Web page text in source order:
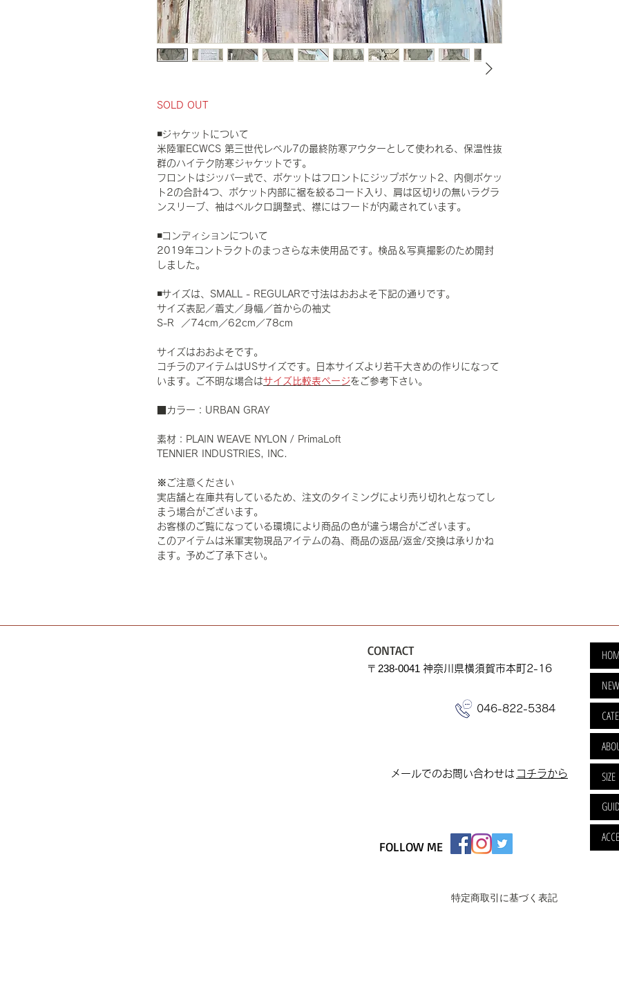
SOLD OUT
◾️ジャケットについて
米陸軍ECWCS 第三世代レベル7の最終防寒アウターとして使われる、保温性抜
群のハイテク防寒ジャケットです。
フロントはジッパー式で、ポケットはフロントにジップポケット2、内側ポケッ
ト2の合計4つ、ポケット内部に裾を絞るコード入り、肩は区切りの無いラグラ
ンスリーブ、袖はベルクロ調整式、襟にはフードが内蔵されています。
◾️コンディションについて
2019年コントラクトのまっさらな未使用品です。検品＆写真撮影のため開封
しました。
◾️サイズは、SMALL - REGULARで寸法はおおよそ下記の通りです。
サイズ表記／着丈／身幅／首からの袖丈
S-R ／74cm／62cm／78cm
サイズはおおよそです。
コチラのアイテムはUSサイズです。日本サイズより若干大きめの作りになって
います。ご不明な場合はサイズ比較表ページをご参考下さい。
■カラー：URBAN GRAY
素材：PLAIN WEAVE NYLON / PrimaLoft
TENNIER INDUSTRIES, INC.
※ご注意ください
実店舗と在庫共有しているため、注文のタイミングにより売り切れとなってし
まう場合がございます。
お客様のご覧になっている環境により商品の色が違う場合がございます。
このアイテムは米軍実物現品アイテムの為、商品の返品/返金/交換は承りかね
ます。予めご了承下さい。
​メールでのお問い合わせは ​コチラから
046-822-5384
SIZE
CONTACT
​〒238-0041 神奈川県横須賀市本町2-16
FOLLOW ME
特定商取引に基づく表記